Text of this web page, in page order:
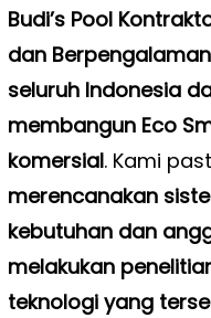
Budi’s Pool
dan
seluruh Indonesia
membangun Eco
komersial. Kami
merencanakan
kebutuhan dan
melakukan
teknologi yang